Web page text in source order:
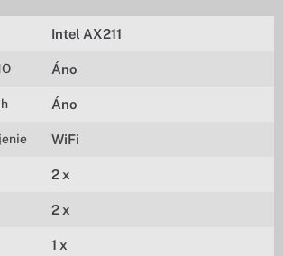
Intel AX211
Áno
Áno
WiFi
2 x
2 x
1 x